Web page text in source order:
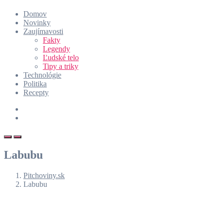
Domov
Novinky
Zaujímavosti
Fakty
Legendy
Ľudské telo
Tipy a triky
Technológie
Politika
Recepty
Labubu
Pitchoviny.sk
Labubu